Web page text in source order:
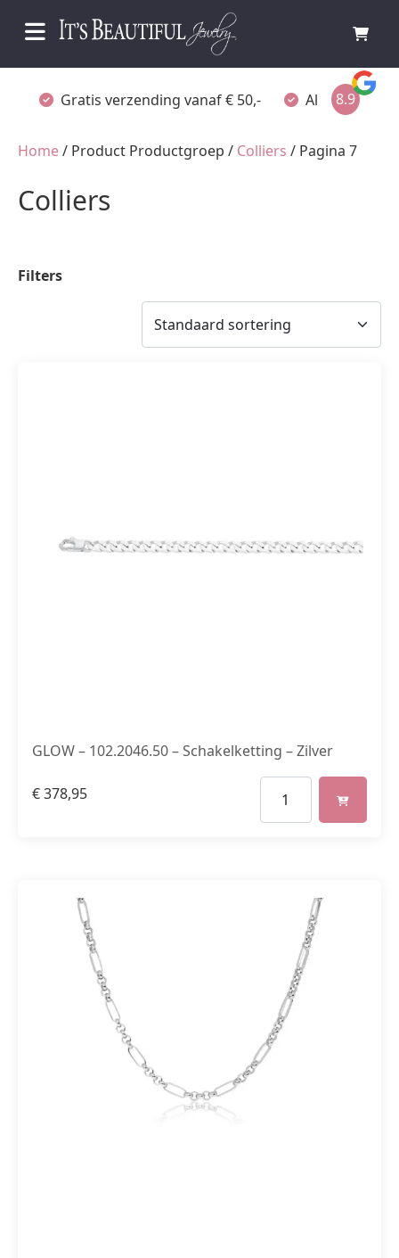
Gratis verzending vanaf € 50,- Altijd verpakt
8.9
Home/ Product Productgroep / Colliers / Pagina 7
Colliers
Filters
GLOW – 102.2046.50 – Schakelketting – Zilver
€378,95